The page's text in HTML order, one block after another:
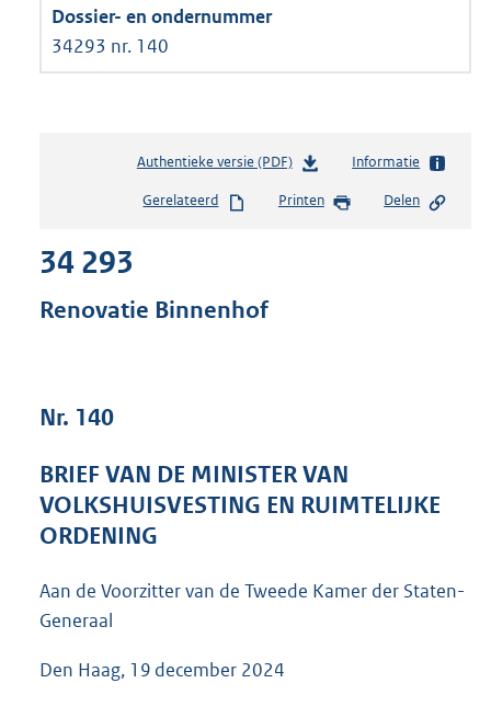
34293 nr. 140
Authentieke versie (PDF)b
s
e
K
Informatie
Gerelateerd Printen Delen
34 293
Renovatie Binnenhof
Nr. 140
BRIEF VAN DE MINISTER VAN
VOLKSHUISVESTING EN RUIMTELIJKE
ORDENING
Aan de Voorzitter van de Tweede Kamer der Staten-
Generaal
Den Haag, 19 december 2024